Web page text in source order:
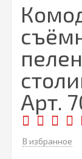
Арт.
В избранное